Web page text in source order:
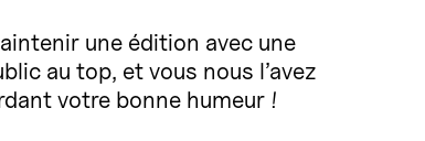
une édition avec une
au top, et vous nous l’avez
votre bonne humeur !